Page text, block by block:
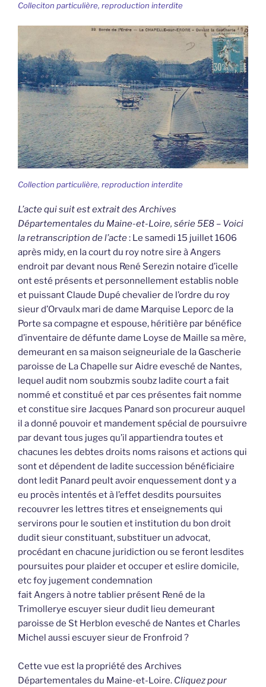
Colleciton particulière, reproduction interdite
Collection particulière, reproduction interdite
L’acte qui suit est extrait des Archives
Départementales du Maine-et-Loire, série 5E8 – Voici
la retranscription de l’acte: Le samedi 15 juillet 1606
après midy, en la court du roy notre sire à Angers
endroit par devant nous René Serezin notaire d’icelle
ont esté présents et personnellement establis noble
et puissant Claude Dupé chevalier de l’ordre du roy
sieur d’Orvaulx mari de dame Marquise Leporc de la
Porte sa compagne et espouse, héritière par bénéfice
d’inventaire de défunte dame Loyse de Maille sa mère,
demeurant en sa maison seigneuriale de la Gascherie
paroisse de La Chapelle sur Aidre evesché de Nantes,
lequel audit nom soubzmis soubz ladite court a fait
nommé et constitué et par ces présentes fait nomme
et constitue sire Jacques Panard son procureur auquel
il a donné pouvoir et mandement spécial de poursuivre
par devant tous juges qu’il appartiendra toutes et
chacunes les debtes droits noms raisons et actions qui
sont et dépendent de ladite succession bénéficiaire
dont ledit Panard peult avoir enquessement dont y a
eu procès intentés et à l’effet desdits poursuites
recouvrer les lettres titres et enseignements qui
servirons pour le soutien et institution du bon droit
dudit sieur constituant, substituer un advocat,
procédant en chacune juridiction ou se feront lesdites
poursuites pour plaider et occuper et eslire domicile,
etc foy jugement condemnation
fait Angers à notre tablier présent René de la
Trimollerye escuyer sieur dudit lieu demeurant
paroisse de St Herblon evesché de Nantes et Charles
Michel aussi escuyer sieur de Fronfroid ?
Cette vue est la propriété des Archives
Départementales du Maine-et-Loire. Cliquez pour